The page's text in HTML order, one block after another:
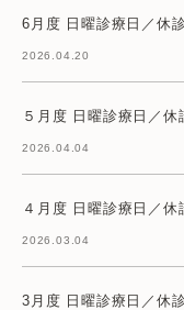
6月度 日曜診療日／休
2026.04.20
５月度 日曜診療日／休
2026.04.04
４月度 日曜診療日／休
2026.03.04
3月度 日曜診療日／休